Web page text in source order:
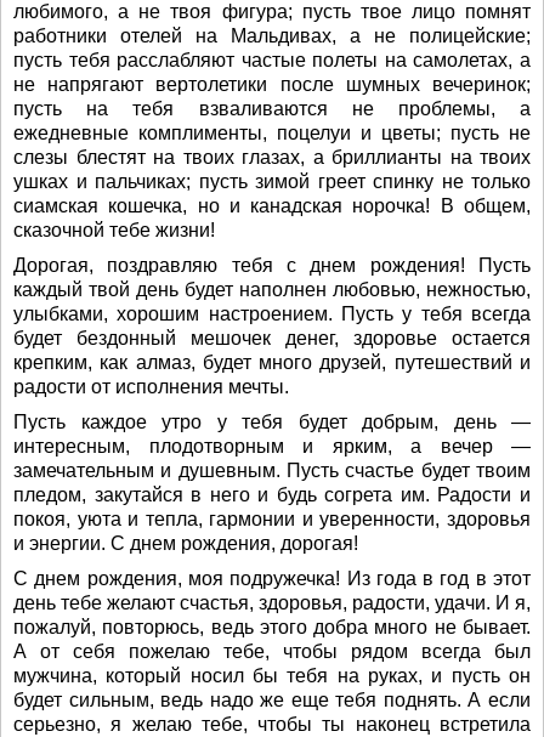
любимого, а не твоя фигура; пусть твое лицо помнят
работники отелей на Мальдивах, а не полицейские;
пусть тебя расслабляют частые полеты на самолетах, а
не напрягают вертолетики после шумных вечеринок;
пусть на тебя взваливаются не проблемы, а
ежедневные комплименты, поцелуи и цветы; пусть не
слезы блестят на твоих глазах, а бриллианты на твоих
ушках и пальчиках; пусть зимой греет спинку не только
сиамская кошечка, но и канадская норочка! В общем,
сказочной тебе жизни!
Дорогая, поздравляю тебя с днем рождения! Пусть
каждый твой день будет наполнен любовью, нежностью,
улыбками, хорошим настроением. Пусть у тебя всегда
будет бездонный мешочек денег, здоровье остается
крепким, как алмаз, будет много друзей, путешествий и
радости от исполнения мечты.
Пусть каждое утро у тебя будет добрым, день —
интересным, плодотворным и ярким, а вечер —
замечательным и душевным. Пусть счастье будет твоим
пледом, закутайся в него и будь согрета им. Радости и
покоя, уюта и тепла, гармонии и уверенности, здоровья
и энергии. С днем рождения, дорогая!
С днем рождения, моя подружечка! Из года в год в этот
день тебе желают счастья, здоровья, радости, удачи. И я,
пожалуй, повторюсь, ведь этого добра много не бывает.
А от себя пожелаю тебе, чтобы рядом всегда был
мужчина, который носил бы тебя на руках, и пусть он
будет сильным, ведь надо же еще тебя поднять. А если
серьезно, я желаю тебе, чтобы ты наконец встретила